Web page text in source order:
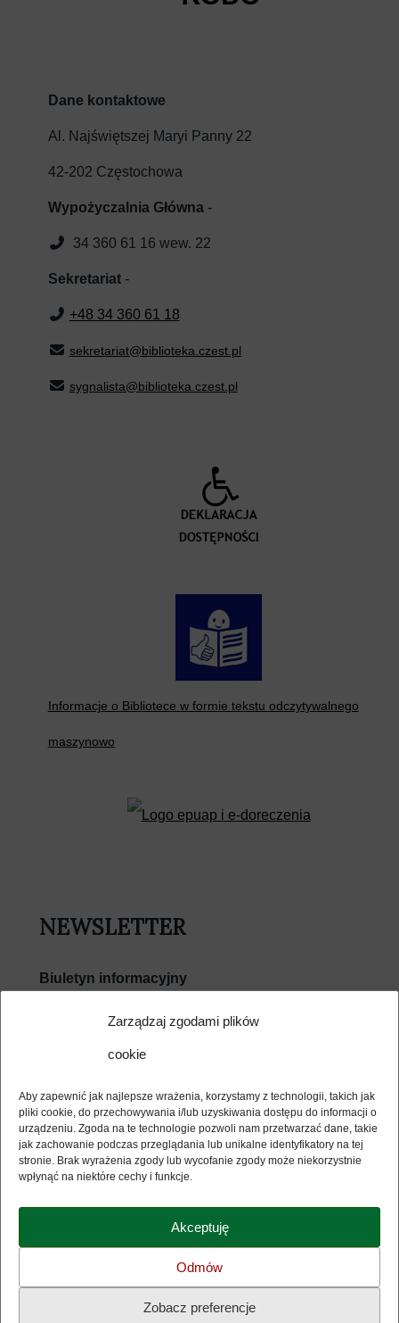
Zarządzaj zgodami plików
cookie
Aby zapewnić jak najlepsze wrażenia, korzystamy z technologii, takich jak
pliki cookie, do przechowywania i/lub uzyskiwania dostępu do informacji o
urządzeniu. Zgoda na te technologie pozwoli nam przetwarzać dane, takie
jak zachowanie podczas przeglądania lub unikalne identyfikatory na tej
stronie. Brak wyrażenia zgody lub wycofanie zgody może niekorzystnie
wpłynąć na niektóre cechy i funkcje.
Akceptuję
Odmów
Zobacz preferencje
Dane kontaktowe
Al. Najświętszej Maryi Panny 22
42-202 Częstochowa
Wypożyczalnia Główna-
34 360 61 16 wew. 22
Sekretariat-
+48 34 360 61 18
sekretariat@biblioteka.czest.pl
sygnalista@biblioteka.czest.pl
Informacje o Bibliotece w formie tekstu odczytywalnego
maszynowo
NEWSLETTER
Biuletyn informacyjny
osobowych w związku z usługą Newsletter i potwierdzam
zapoznanie się z jej regulaminem (dostępny poniżej) i polityką
bezpieczeństwa biblioteki (dostępna poniżej). Dokumenty
otwierają się w nowym oknie.
Polityka prywatności
Regulamin Newsletter